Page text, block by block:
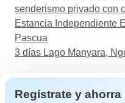
senderismo privado con
Estancia Independiente
Pascua
3 días Lago Manyara,
Regístrate y ahorra